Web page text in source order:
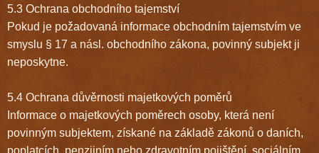
5.3 Ochrana obchodního tajemství
Pokud je požadovaná informace obchodním tajemstvím ve
smyslu § 17 a násl. obchodního zákona, povinný subjekt ji
neposkytne.
5.4 Ochrana důvěrnosti majetkových poměrů
Informace o majetkových poměrech osoby, která není
povinným subjektem, získané na základě zákonů o daních,